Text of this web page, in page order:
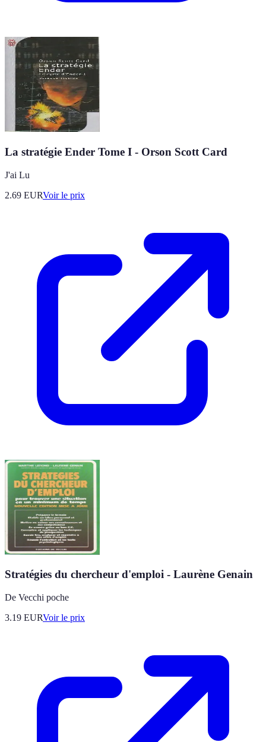
La stratégie Ender Tome I - Orson Scott Card
J'ai Lu
2.69 EURVoir le prix
Stratégies du chercheur d'emploi - Laurène Genain
De Vecchi poche
3.19 EURVoir le prix